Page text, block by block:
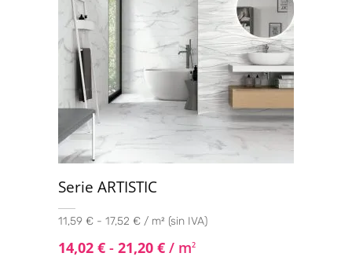
Serie ARTISTIC
11,59 € - 17,52 € / m² (sin IVA)
14,02 € - 21,20 € / m2